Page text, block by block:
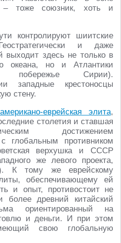
тоже союзник, хоть и
контролируют шиитские
и даже
выходит здесь не только в
океана, но и Атлантики
побережье Сирии).
западные крестоносцы
стену.
еврейская элита,
столетия и ставшая
достижением
глобальным противником
верхушка и СССР
же левого проекта,
К тому же еврейскому
обеспечивающему ей
и опыт, противостоит не
древний китайский
ориентированный на
и деньги. И при этом
свою глобальную